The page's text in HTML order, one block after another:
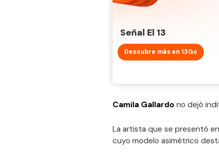
Señal El 13
Descubre más en 13Go
Camila Gallardo no dejó
La artista que se presentó
cuyo modelo asimétrico